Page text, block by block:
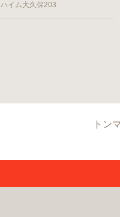
ハイム大久保203
トン